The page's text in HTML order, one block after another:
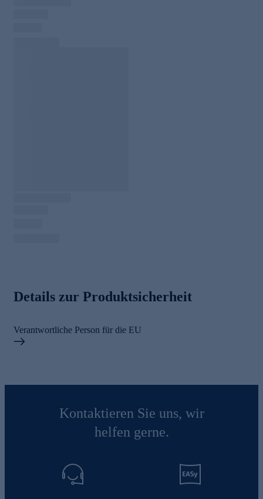
Details zur Produktsicherheit
Verantwortliche Person für die EU
Kontaktieren Sie uns, wir
helfen gerne.